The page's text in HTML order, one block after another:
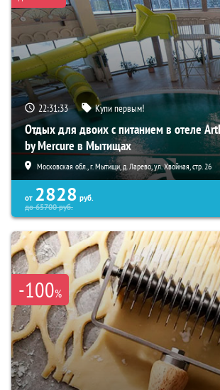
22:31:32 Купи первым!
Отдых для двоих с питанием в отеле
by Mercure в Мытищах
Московская обл., г. Мытищи, д. Ларево, ул. Хвойная, стр. 26
от 2828 руб.
до65700руб.
-100%